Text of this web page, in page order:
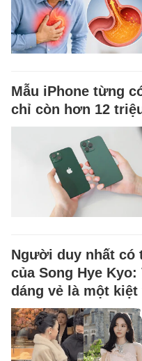
Mẫu iPhone từng
chỉ còn hơn 12
Người duy nhất có
của Song Hye
dáng vẻ là một kiệt